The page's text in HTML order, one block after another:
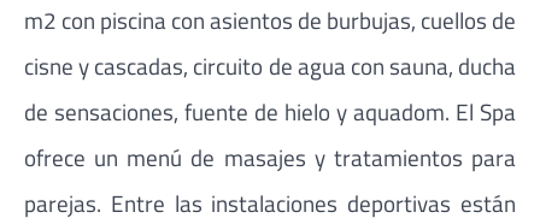
m2 con piscina con asientos de burbujas, cuellos de
cisne y cascadas, circuito de agua con sauna, ducha
de sensaciones, fuente de hielo y aquadom. El Spa
ofrece un menú de masajes y tratamientos para
parejas. Entre las instalaciones deportivas están